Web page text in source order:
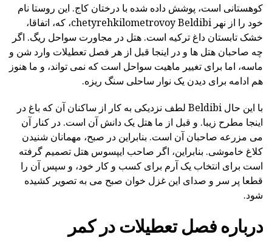
کوهستانی است، پوشش داده شده با درختان کاج. این روستا نام
خود را از نهر chetyrehkilometrovoy Beldibi، که، اتفاقا،
خشک تابستان داغ ترکیه است. هتل در مجاورت سواحل ریگ. اگر
چه صاحبان هتل ها و در اینجا قبل از هر فصل تعطیلات وارد شن و
ماسه، اما برای تغییر ماهیت سواحل است که نمی تواند، و ما هنوز
هم ادامه برای دیدن یک نوار ساحلی سنگ ریزه.
با این حال Beldibi لطف نزدیکی به کار از ساکنان آن که باغ در
اینجا مطرح زیبا. و قبل از ما هتل یک دانش آن است. در کنار آن
می مزرعه صاحبان آن است. بنابراین در صبح، مهمانان شنیدن
کلاغ خاموشی. بنابراین، اگر صاحب ایپسوس هتل تصمیم گرفته
است برای انتخاب یک آرم برای کسب و کار خود، و سپس آن را
قطعا پر سر و صدای این غزل خوان صبح می به تصویر کشیده
شود.
درباره فصل تعطیلات در کمر